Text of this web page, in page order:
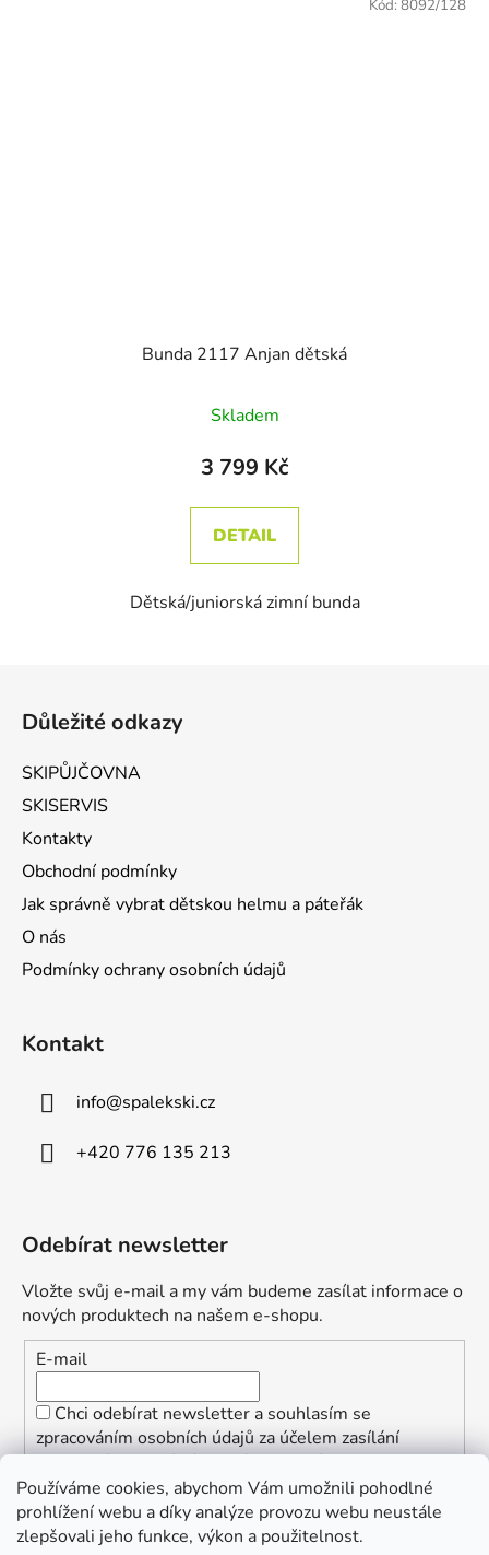
Používáme cookies, abychom Vám umožnili pohodlné
prohlížení webu a díky analýze provozu webu neustále
zlepšovali jeho funkce, výkon a použitelnost.
Bunda 2117 Anjan dětská
Skladem
3 799 Kč
DETAIL
Dětská/juniorská zimní bunda
Kód: 8092/128
Důležité odkazy
SKIPŮJČOVNA
SKISERVIS
Kontakty
Obchodní podmínky
Jak správně vybrat dětskou helmu a páteřák
O nás
Podmínky ochrany osobních údajů
Kontakt
info@spalekski.cz
+420 776 135 213
Odebírat newsletter
Vložte svůj e-mail a my vám budeme zasílat informace o
nových produktech na našem e-shopu.
E-mail
Chci odebírat newsletter a souhlasím se
zpracováním osobních údajů za účelem zasílání
informací o speciálních akcích a slevách.
PŘIHLÁSIT SE